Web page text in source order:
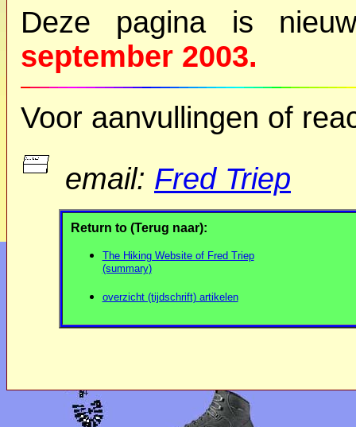
Deze pagina is
september 2003.
Voor aanvullingen of
email: Fred Triep
Return to (Terug naar):
The Hiking Website of Fred Triep
(summary)
overzicht (tijdschrift) artikelen